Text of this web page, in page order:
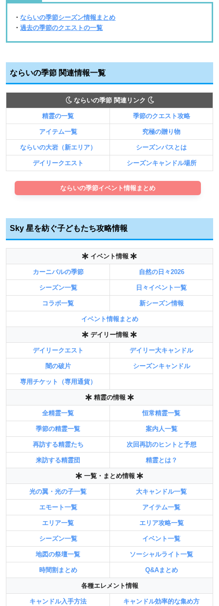
・ならいの季節シーズン情報まとめ
・過去の季節のクエストの一覧
ならいの季節 関連情報一覧
ならいの季節 関連リンク
精霊の一覧 季節のクエスト攻略
アイテム一覧 究極の贈り物
ならいの大岩（新エリア） シーズンパスとは
デイリークエスト シーズンキャンドル場所
ならいの季節イベント情報まとめ
Sky 星を紡ぐ子どもたち攻略情報
イベント情報
カーニバルの季節 自然の日々2026
シーズン一覧 日々イベント一覧
コラボ一覧 新シーズン情報
イベント情報まとめ
デイリー情報
デイリークエスト デイリー大キャンドル
闇の破片 シーズンキャンドル
専用チケット（専用通貨）
精霊の情報
全精霊一覧 恒常精霊一覧
季節の精霊一覧 案内人一覧
再訪する精霊たち 次回再訪のヒントと予想
来訪する精霊団 精霊とは？
一覧・まとめ情報
光の翼・光の子一覧 大キャンドル一覧
エモート一覧 アイテム一覧
エリア一覧 エリア攻略一覧
シーズン一覧 イベント一覧
地図の祭壇一覧 ソーシャルライト一覧
時間割まとめ Q&Aまとめ
各種エレメント情報
キャンドル入手方法 キャンドル効率的な集め方